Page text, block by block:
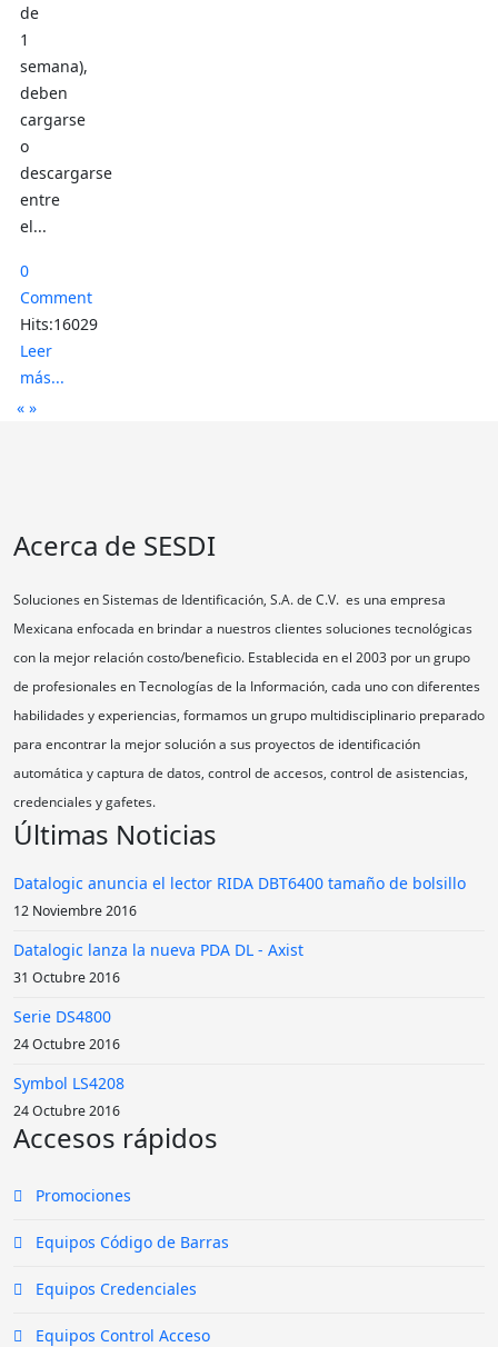
de
1
semana),
deben
cargarse
o
descargarse
entre
el...
0
Comment
Hits:16029
Leer
más...
« »
Acerca de SESDI
Soluciones en Sistemas de Identificación, S.A. de C.V. es una empresa
Mexicana enfocada en brindar a nuestros clientes soluciones tecnológicas
con la mejor relación costo/beneficio. Establecida en el 2003 por un grupo
de profesionales en Tecnologías de la Información, cada uno con diferentes
habilidades y experiencias, formamos un grupo multidisciplinario preparado
para encontrar la mejor solución a sus proyectos de identificación
automática y captura de datos, control de accesos, control de asistencias,
credenciales y gafetes.
Últimas Noticias
Datalogic anuncia el lector RIDA DBT6400 tamaño de bolsillo
12 Noviembre 2016
Datalogic lanza la nueva PDA DL - Axist
31 Octubre 2016
Serie DS4800
24 Octubre 2016
Symbol LS4208
24 Octubre 2016
Accesos rápidos
Promociones
Equipos Código de Barras
Equipos Credenciales
Equipos Control Acceso